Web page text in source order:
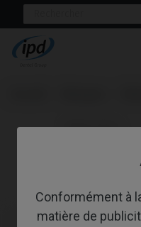
Conformément à
matière de
                      Base CoCr